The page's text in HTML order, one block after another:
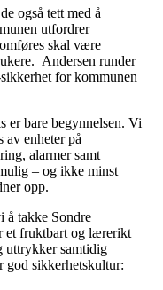
også tett med å
utfordrer
skal være
Andersen runder
for kommunen
er bare begynnelsen. Vi
av enheter på
alarmer samt
– og ikke minst
opp.
å takke Sondre
et fruktbart og lærerikt
uttrykker samtidig
god sikkerhetskultur: